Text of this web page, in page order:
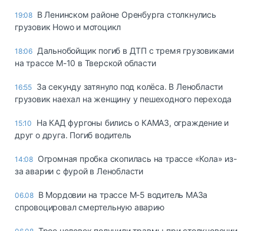
19:08 В Ленинском районе Оренбурга столкнулись
грузовик Howo и мотоцикл
18:06 Дальнобойщик погиб в ДТП с тремя грузовиками
на трассе М-10 в Тверской области
16:55 За секунду затянуло под колёса. В Ленобласти
грузовик наехал на женщину у пешеходного перехода
15:10
На КАД фургоны бились о КАМАЗ, ограждение и
друг о друга. Погиб водитель
14:08 Огромная пробка скопилась на трассе «Кола» из-
за аварии с фурой в Ленобласти
06.08 В Мордовии на трассе М-5 водитель МАЗа
спровоцировал смертельную аварию